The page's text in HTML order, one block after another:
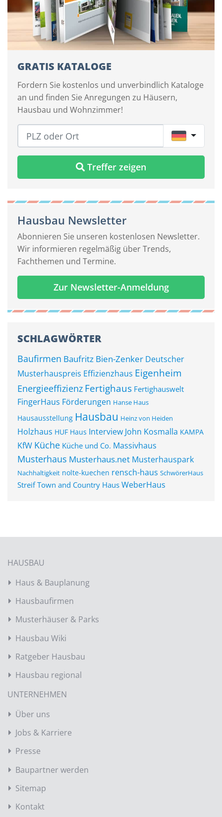
GRATIS KATALOGE
Fordern Sie kostenlos und unverbindlich Kataloge
an und finden Sie Anregungen zu Häusern,
Hausbau und Wohnzimmer!
DE
Treffer zeigen
Hausbau Newsletter
Abonnieren Sie unseren kostenlosen Newsletter.
Wir informieren regelmäßig über Trends,
Fachthemen und Termine.
Zur Newsletter-Anmeldung
SCHLAGWÖRTER
Baufirmen Baufritz Bien-Zenker Deutscher
Musterhauspreis Effizienzhaus Eigenheim
Energieeffizienz Fertighaus Fertighauswelt
FingerHaus Förderungen Hanse Haus
Hausausstellung Hausbau Heinz von Heiden
Holzhaus HUF Haus Interview John Kosmalla KAMPA
KfW Küche Küche und Co. Massivhaus
Musterhaus Musterhaus.net Musterhauspark
Nachhaltigkeit nolte-kuechen rensch-haus SchwörerHaus
Streif Town and Country Haus WeberHaus
HAUSBAU
Haus & Bauplanung
Hausbaufirmen
Musterhäuser & Parks
Hausbau Wiki
Ratgeber Hausbau
Hausbau regional
UNTERNEHMEN
Über uns
Jobs & Karriere
Presse
Baupartner werden
Sitemap
Kontakt